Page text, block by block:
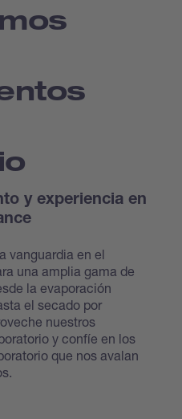
y experiencia en
vanguardia en el
una amplia gama de
la evaporación
el secado por
nuestros
y confíe en los
que nos avalan